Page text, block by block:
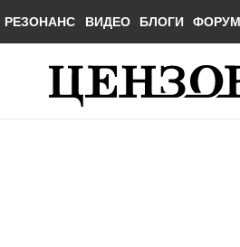
РЕЗОНАНС ВИДЕО БЛОГИ ФОРУМ